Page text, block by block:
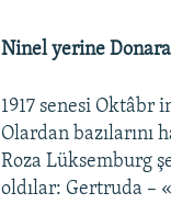
Ninel yerine
1917 senesi Oktâbr
Olardan
Roza Lüksemburg
oldılar: Gertruda –